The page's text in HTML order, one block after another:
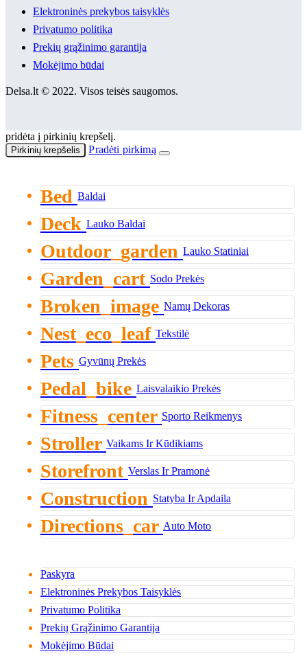
Elektroninės prekybos taisyklės
Privatumo politika
Prekių grąžinimo garantija
Mokėjimo būdai
Delsa.lt © 2022. Visos teisės saugomos.
pridėta į pirkinių krepšelį.
Pirkinių krepšelis Pradėti pirkimą
Bed Baldai
Deck Lauko Baldai
Outdoor_garden Lauko Statiniai
Garden_cart Sodo Prekės
Broken_image Namų Dekoras
Nest_eco_leaf Tekstilė
Pets Gyvūnų Prekės
Pedal_bike Laisvalaikio Prekės
Fitness_center Sporto Reikmenys
Stroller Vaikams Ir Kūdikiams
Storefront Verslas Ir Pramonė
Construction Statyba Ir Apdaila
Directions_car Auto Moto
Paskyra
Elektroninės Prekybos Taisyklės
Privatumo Politika
Prekių Grąžinimo Garantija
Mokėjimo Būdai